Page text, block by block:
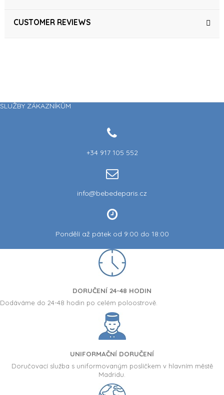
CUSTOMER REVIEWS
SLUŽBY ZÁKAZNÍKŮM
+34 917 105 552
info@bebedeparis.cz
Pondělí až pátek od 9:00 do 18:00
DORUČENÍ 24-48 HODIN
Dodáváme do 24-48 hodin po celém poloostrově.
UNIFORMAČNÍ DORUČENÍ
Doručovací služba s uniformovaným poslíčkem v hlavním městě
Madridu.